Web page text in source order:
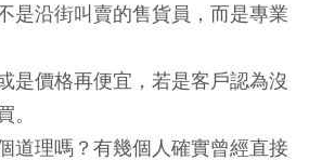
是沿街叫賣的售貨員，而是專業
是價格再便宜，若是客戶認為沒
道理嗎？有幾個人確實曾經直接